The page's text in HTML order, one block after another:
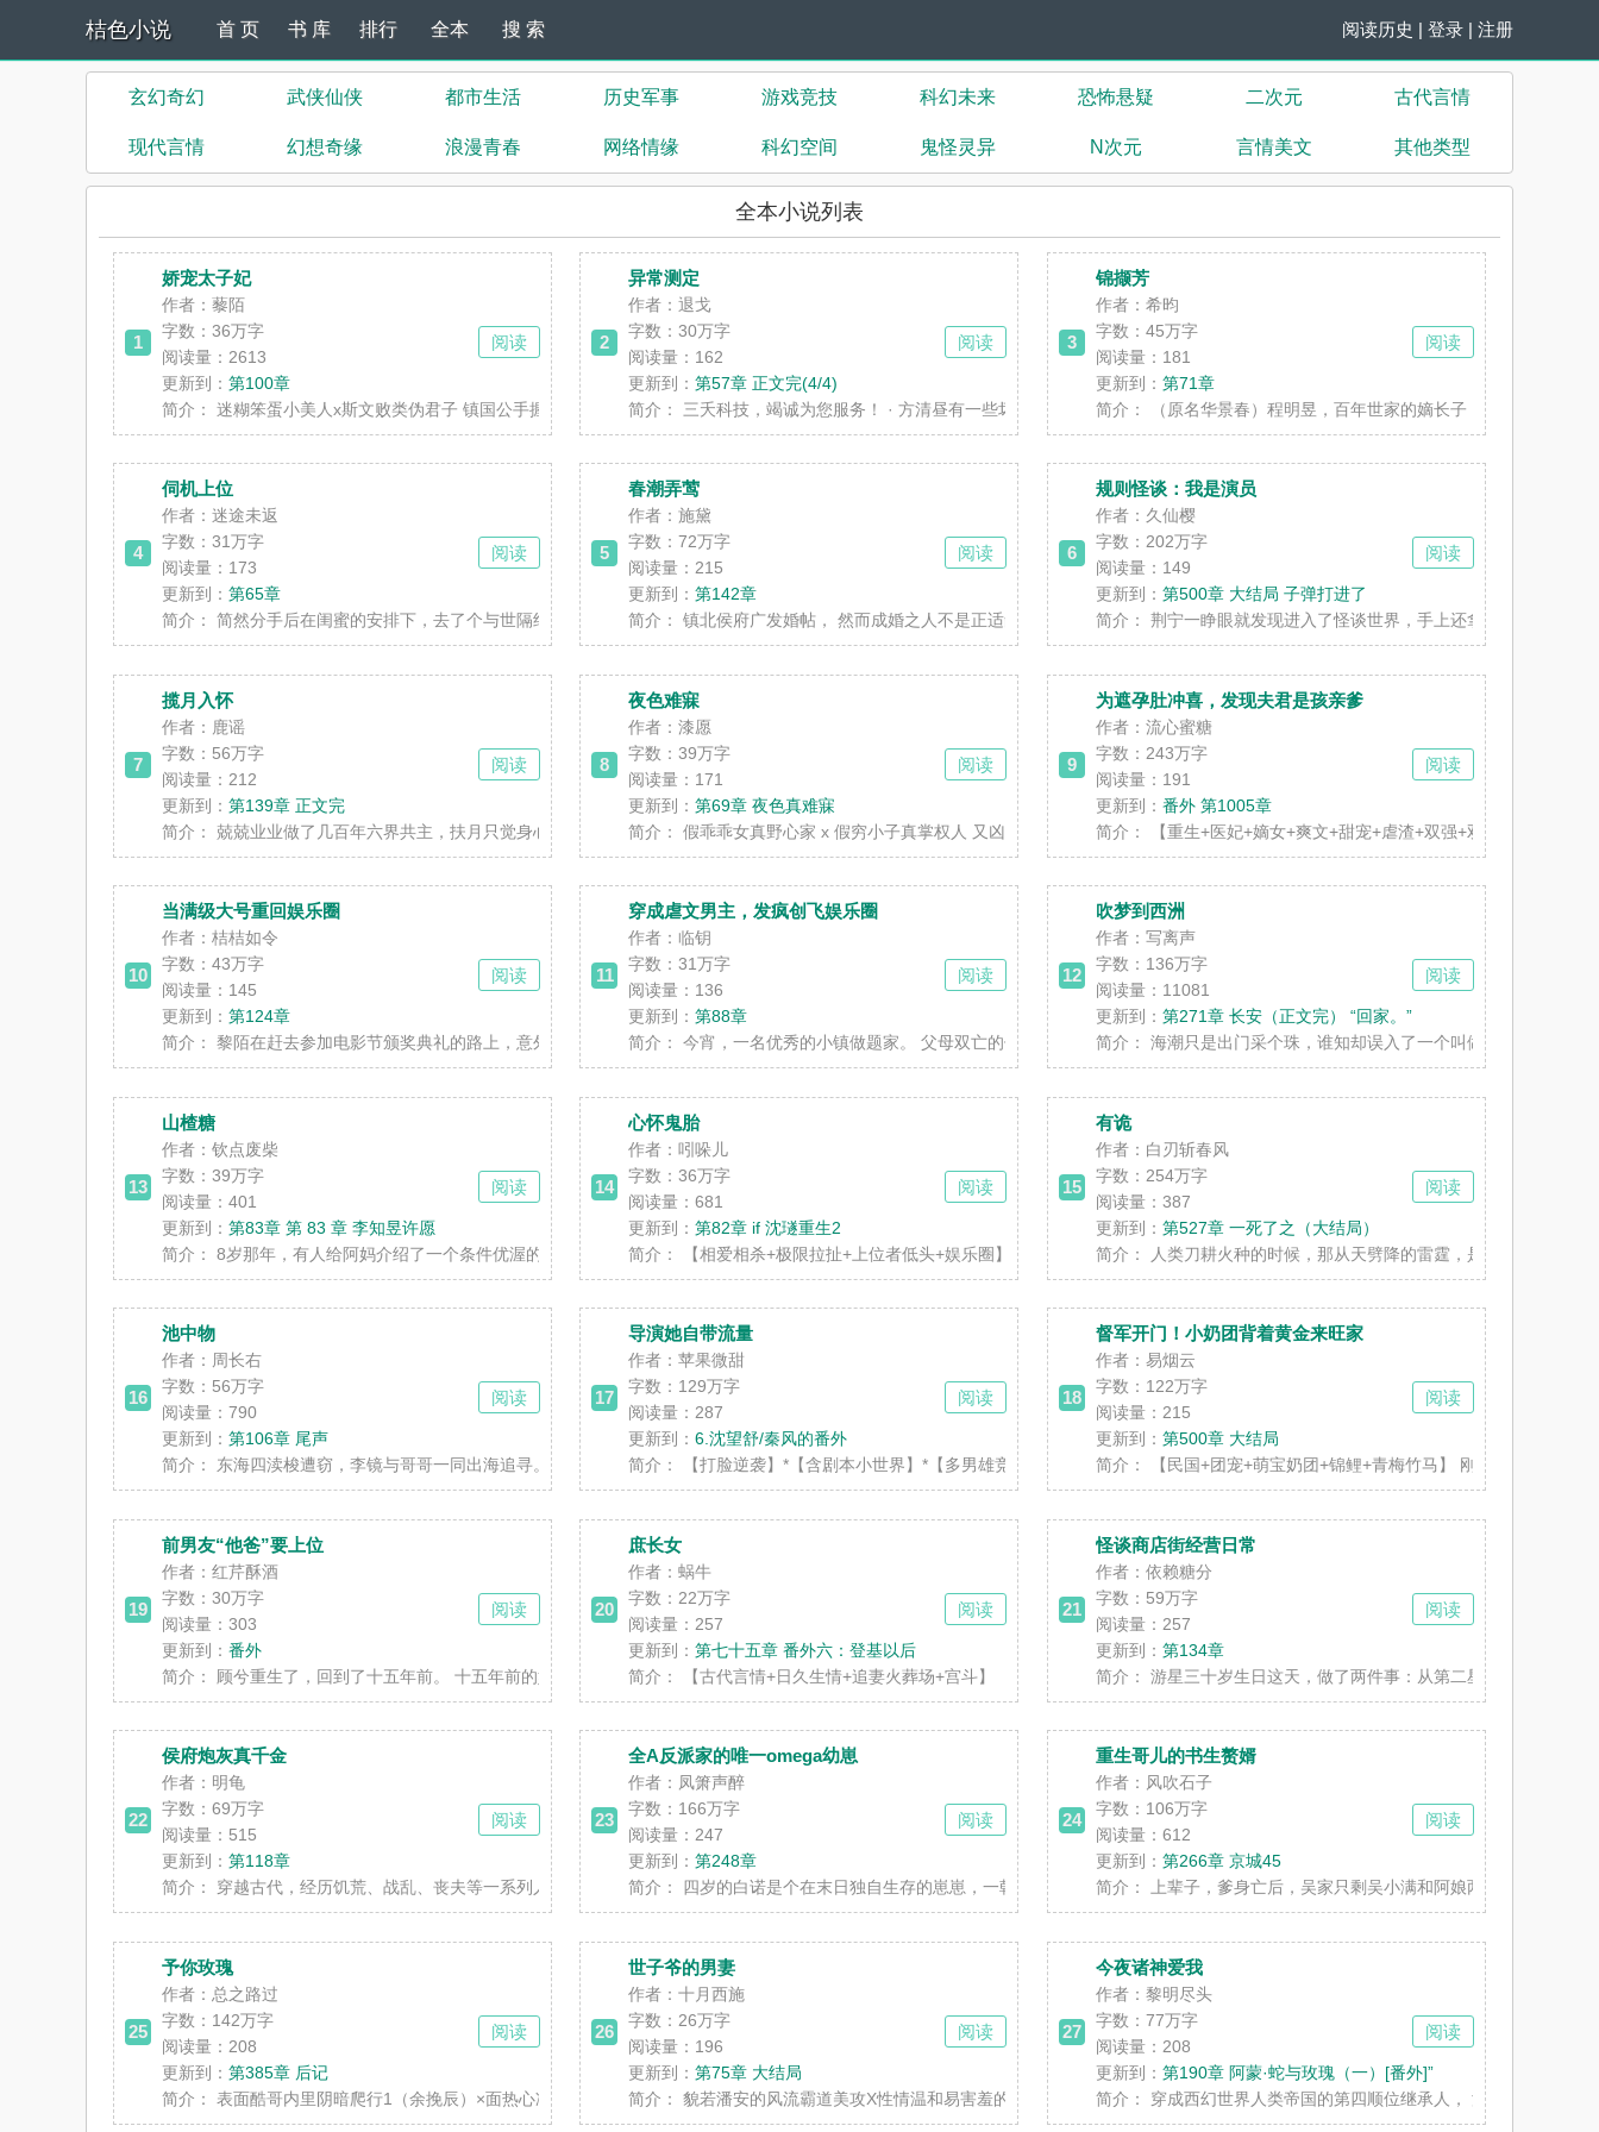
桔色小说 阅读历史 | 登录 | 注册
首 页 书 库 排行 全本 搜 索
玄幻奇幻 武侠仙侠 都市生活 历史军事 游戏竞技 科幻未来 恐怖悬疑 二次元 古代言情
现代言情 幻想奇缘 浪漫青春 网络情缘 科幻空间 鬼怪灵异 N次元 言情美文 其他类型
全本小说列表
1
娇宠太子妃
作者：藜陌
字数： 36万字
阅读量：2613
更新到： 第100章
简介：
迷糊笨蛋小美人x斯文败类伪君子 镇国公手握兵权，宋安安身为他的独女，由皇帝做主定下了她未......
阅读 2
异常测定
作者：退戈
字数：30万字
阅读量：162
更新到：第57章 正文完(4/4)
简介：
三夭科技，竭诚为您服务！ · 方清昼有一些坏毛病。挑食，不爱吃饭，喜欢赖床，还有一点......
阅读 3
锦撷芳
作者：希昀
字数：45万字
阅读量：181
更新到：第71章
简介：
（原名华景春）程明昱，百年世家的嫡长子，程氏家族掌门
阅读
4
伺机上位
作者：迷途未返
字数： 31万字
阅读量：173
更新到： 第65章
简介：
简然分手后在闺蜜的安排下，去了个与世隔绝的度假山庄，断联疗伤。 山庄给她安排了专属管家......
阅读 5
春潮弄莺
作者：施黛
字数：72万字
阅读量：215
更新到：第142章
简介：
镇北侯府广发婚帖， 然而成婚之人不是正适龄的侯府世子，而是年近半百的老侯爷。 京中人......
阅读 6
规则怪谈：我是演员
作者：久仙樱
字数：202万字
阅读量：149
更新到：第500章 大结局 子弹打进了
简介：
荆宁一睁眼就发现进入了怪谈世界，手上还拿着一张规则纸
阅读
7
揽月入怀
作者：鹿谣
字数： 56万字
阅读量：212
更新到： 第139章 正文完
简介：
兢兢业业做了几百年六界共主，扶月只觉身心交瘁、气血两亏。 为了日子能过得轻松些，她从雪......
阅读 8
夜色难寐
作者：漆愿
字数：39万字
阅读量：171
更新到：第69章 夜色真难寐
简介：
假乖乖女真野心家 x 假穷小子真掌权人 又凶又作千金小姐 x 强占有欲阴湿疯批 南初在美留......
阅读 9
为遮孕肚冲喜，发现夫君是孩亲爹
作者：流心蜜糖
字数： 243万字
阅读量：191
更新到：番外 第1005章
简介：
【重生+医妃+嫡女+爽文+甜宠+虐渣+双强+双洁+1v1】 前
阅读
10
当满级大号重回娱乐圈
作者：桔桔如令
字数： 43万字
阅读量：145
更新到： 第124章
简介：
黎陌在赶去参加电影节颁奖典礼的路上，意外遭遇连环车祸，享年二十八岁。 好消息：没死，穿......
阅读 11
穿成虐文男主，发疯创飞娱乐圈
作者：临钥
字数：31万字
阅读量：136
更新到：第88章
简介：
今宵，一名优秀的小镇做题家。 父母双亡的他，好不容易靠着自己卷成了人生赢家，升职加薪，......
阅读 12
吹梦到西洲
作者：写离声
字数： 136万字
阅读量：11081
更新到：第271章 长安（正文完） “回家。”
简介：
海潮只是出门采个珠，谁知却误入了一个叫做西洲的世界 这
阅读
13
山楂糖
作者：钦点废柴
字数： 39万字
阅读量：401
更新到： 第83章 第 83 章 李知昱许愿
简介：
8岁那年，有人给阿妈介绍了一个条件优渥的对象，他跟着去见未来继父，向小区门卫问路。 旁边......
阅读 14
心怀鬼胎
作者：吲哚儿
字数：36万字
阅读量：681
更新到：第82章 if 沈璲重生2
简介：
【相爱相杀+极限拉扯+上位者低头+娱乐圈】 步步为营女明星×狼系腹黑公子哥 沈璲近来日子......
阅读 15
有诡
作者：白刃斩春风
字数： 254万字
阅读量：387
更新到：第527章 一死了之（大结局）
简介：
人类刀耕火种的时候，那从天劈降的雷霆，是偶发的自然现
阅读
16
池中物
作者：周长右
字数： 56万字
阅读量：790
更新到： 第106章 尾声
简介：
东海四渎梭遭窃，李镜与哥哥一同出海追寻。 却不料这一去正入罗网中。 * 正文完结了，番......
阅读 17
导演她自带流量
作者：苹果微甜
字数： 129万字
阅读量：287
更新到：6.沈望舒/秦风的番外
简介：
【打脸逆袭】*【含剧本小世界】*【多男雄竞全c】 穿越后，苏柒成了万人嫌女明星，还在参加导......
阅读 18
督军开门！小奶团背着黄金来旺家
作者：易烟云
字数： 122万字
阅读量：215
更新到：第500章 大结局
简介：
【民国+团宠+萌宝奶团+锦鲤+青梅竹马】 刚出生的舟舟被
阅读
19
前男友“他爸”要上位
作者：红芹酥酒
字数： 30万字
阅读量：303
更新到： 番外
简介：
顾兮重生了，回到了十五年前。 十五年前的她，还不甘心追在白逾洲身后，拿着老一辈开玩笑的......
阅读 20
庶长女
作者：蜗牛
字数： 22万字
阅读量：257
更新到：第七十五章 番外六：登基以后
简介：
【古代言情+日久生情+追妻火葬场+宫斗】 【嘴硬心软太子X冷静清醒庶长女】 都说言家庶长......
阅读 21
怪谈商店街经营日常
作者：依赖糖分
字数： 59万字
阅读量：257
更新到：第134章
简介：
游星三十岁生日这天，做了两件事：从第二星区中心城的一
阅读
22
侯府炮灰真千金
作者：明龟
字数： 69万字
阅读量：515
更新到： 第118章
简介：
穿越古代，经历饥荒、战乱、丧夫等一系列人生危机。 秦书坚强地活到了三十岁。 她突然发......
阅读 23
全A反派家的唯一omega幼崽
作者：凤箫声醉
字数： 166万字
阅读量：247
更新到：第248章
简介：
四岁的白诺是个在末日独自生存的崽崽，一朝穿越，他来到了ABO世界，成了拥有反派家血脉的幼崽。 ......
阅读 24
重生哥儿的书生赘婿
作者：风吹石子
字数： 106万字
阅读量：612
更新到：第266章 京城45
简介：
上辈子，爹身亡后，吴家只剩吴小满和阿娘两人。因没有男
阅读
25
予你玫瑰
作者：总之路过
字数： 142万字
阅读量：208
更新到： 第385章 后记
简介：
表面酷哥内里阴暗爬行1（余挽辰）×面热心冷淡情前直男0（时云舒） - 双失忆、直掰弯，从......
阅读 26
世子爷的男妻
作者：十月西施
字数： 26万字
阅读量：196
更新到：第75章 大结局
简介：
貌若潘安的风流霸道美攻X性情温和易害羞的壮受 【美攻vs壮受】1v1sc 好消息：年少名动京......
阅读 27
今夜诸神爱我
作者：黎明尽头
字数：77万字
阅读量：208
更新到：第190章 阿蒙·蛇与玫瑰（一）[番外]”
简介：
穿成西幻世界人类帝国的第四顺位继承人， 没什么野心的薄
阅读